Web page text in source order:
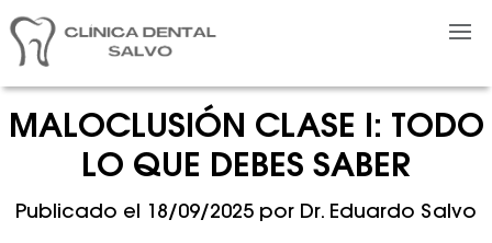
MALOCLUSIÓN CLASE I: TODO
LO QUE DEBES SABER
Publicado el 18/09/2025 por Dr. Eduardo Salvo